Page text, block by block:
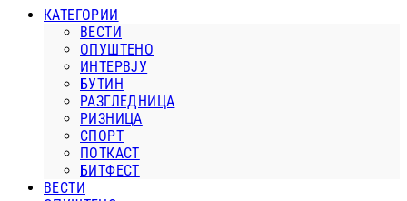
КАТЕГОРИИ
ВЕСТИ
ОПУШТЕНО
ИНТЕРВЈУ
БУТИН
РАЗГЛЕДНИЦА
РИЗНИЦА
СПОРТ
ПОТКАСТ
БИТФЕСТ
ВЕСТИ